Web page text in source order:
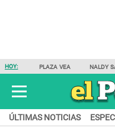
HOY: PLAZA VEA NALDY
ÚLTIMAS NOTICIAS